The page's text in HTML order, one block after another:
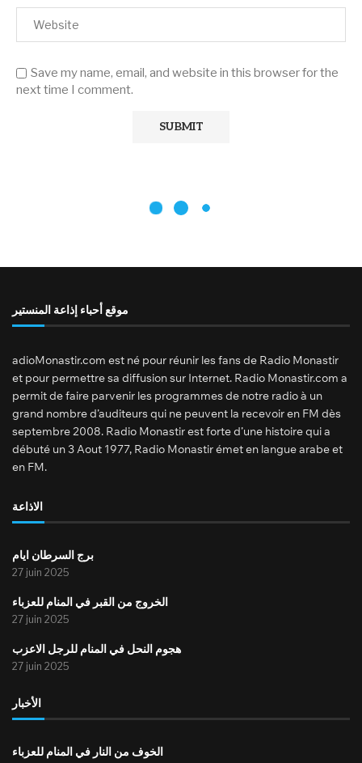
Save my name, email, and website in this browser for the
next time I comment.
موقع أحباء إذاعة المنستير
adioMonastir.com est né pour réunir les fans de Radio Monastir
et pour permettre sa diffusion sur Internet. Radio Monastir.com a
permit de faire parvenir les programmes de notre radio à un
grand nombre d’auditeurs qui ne peuvent la recevoir en FM dès
septembre 2008. Radio Monastir est forte d’une histoire qui a
débuté un 3 Aout 1977, Radio Monastir émet en langue arabe et
en FM.
الاذاعة
برج السرطان ايام
27 juin 2025
الخروج من القبر في المنام للعزباء
27 juin 2025
هجوم النحل في المنام للرجل الاعزب
27 juin 2025
الأخبار
الخوف من النار في المنام للعزباء